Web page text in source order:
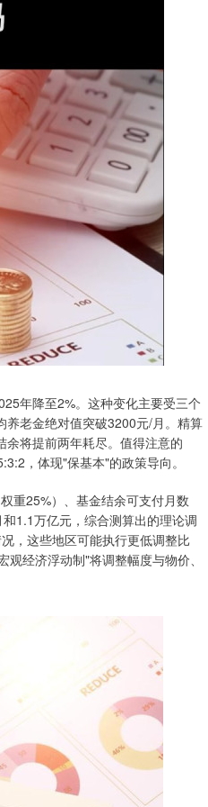
年降至2%。这种变化主要受三个
养老金绝对值突破3200元/月。精算
将提前两年耗尽。值得注意的
，体现"保基本"的政策导向。
重25%）、基金结余可支付月数
1.1万亿元，综合测算出的理论调
，这些地区可能执行更低调整比
经济浮动制"将调整幅度与物价、